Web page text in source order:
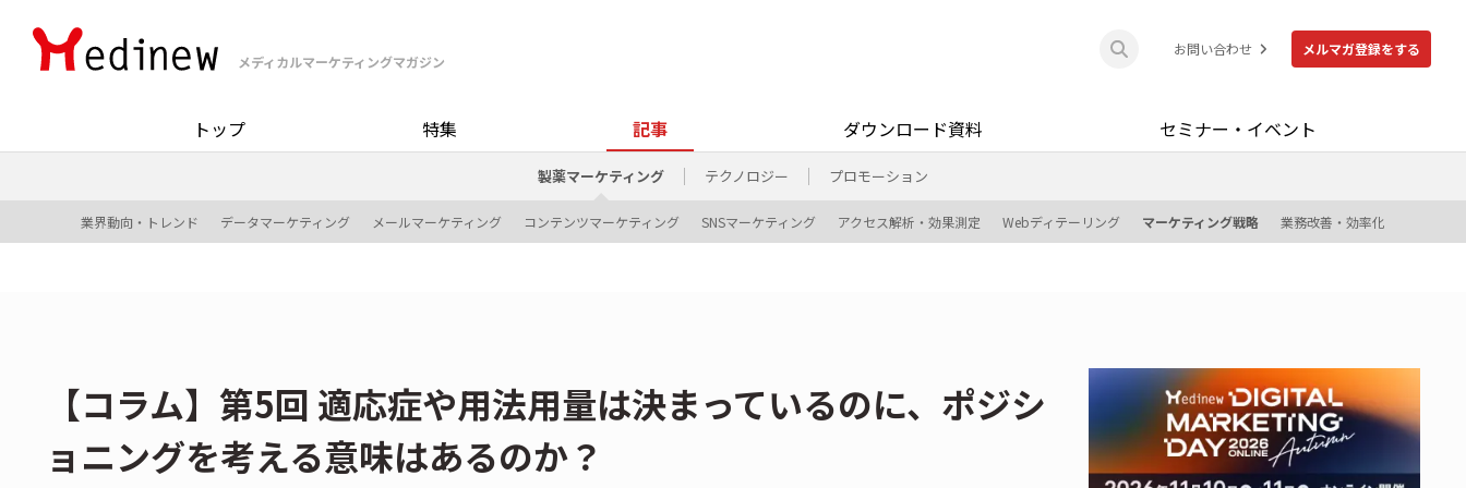
メディカルマーケティングマガジン
お問い合わせ メルマガ登録をする
トップ 特集 記事 ダウンロード資料 セミナー・イベント
製薬マーケティング テクノロジー プロモーション
業界動向・トレンド データマーケティング メールマーケティング コンテンツマーケティング SNSマーケティング アクセス解析・効果測定 Webディテーリング マーケティング戦略 業務改善・効率化
【コラム】第5回 適応症や用法用量は決まっているのに、ポジシ
ョニングを考える意味はあるのか？